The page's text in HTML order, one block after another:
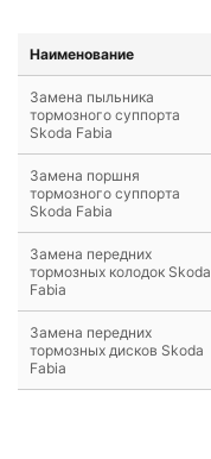
Наименование
Замена пыльника
тормозного суппорта
Skoda Fabia
Замена поршня
тормозного суппорта
Skoda Fabia
Замена передних
тормозных колодок Skoda
Fabia
Замена передних
тормозных дисков Skoda
Fabia